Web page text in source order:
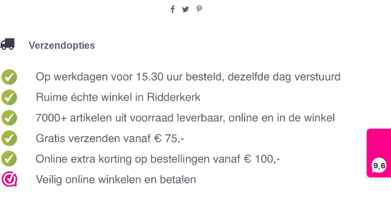
9,6
Verzendopties